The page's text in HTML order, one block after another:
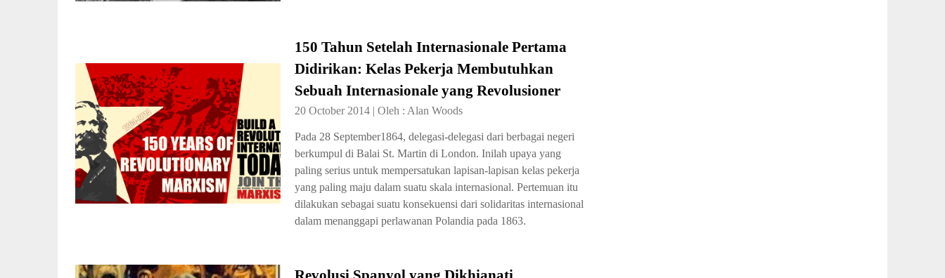
150 Tahun Setelah Internasionale Pertama
Didirikan: Kelas Pekerja Membutuhkan
Sebuah Internasionale yang Revolusioner
20 October 2014 | Oleh : Alan Woods
Pada 28 September1864, delegasi-delegasi dari berbagai negeri
berkumpul di Balai St. Martin di London. Inilah upaya yang
paling serius untuk mempersatukan lapisan-lapisan kelas pekerja
yang paling maju dalam suatu skala internasional. Pertemuan itu
dilakukan sebagai suatu konsekuensi dari solidaritas internasional
dalam menanggapi perlawanan Polandia pada 1863.